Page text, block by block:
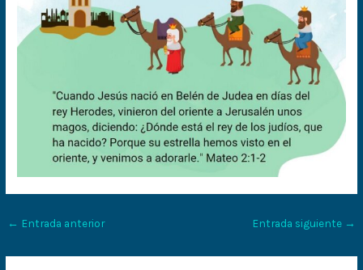
← Entrada anterior Entrada siguiente →